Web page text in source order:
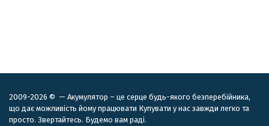
2009-2026 © — Акумулятор – це серце будь-якого безперебійника,
що дає можливість йому працювати Купувати у нас завжди легко та
просто. Звертайтесь. Будемо вам раді.